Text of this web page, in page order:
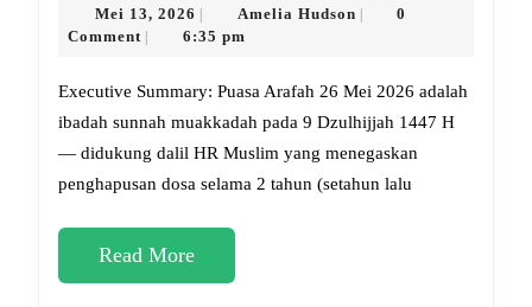
2026,
Niat
dan
Mei 13, 2026 Mei
13,
Amelia HudsonAmelia
0
Comment
6:35 pm
Executive Summary: Puasa Arafah 26 Mei 2026 adalah
ibadah sunnah muakkadah pada 9 Dzulhijjah 1447 H
— didukung dalil HR Muslim yang menegaskan
penghapusan dosa selama 2 tahun (setahun lalu
Read MoreRead
More